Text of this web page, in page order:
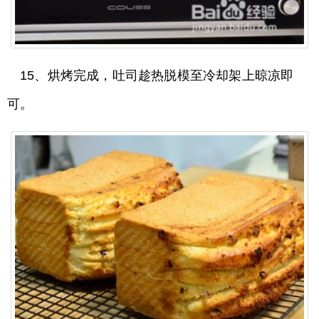
15、烘烤完成，吐司趁热脱模至冷却架上晾凉即
可。